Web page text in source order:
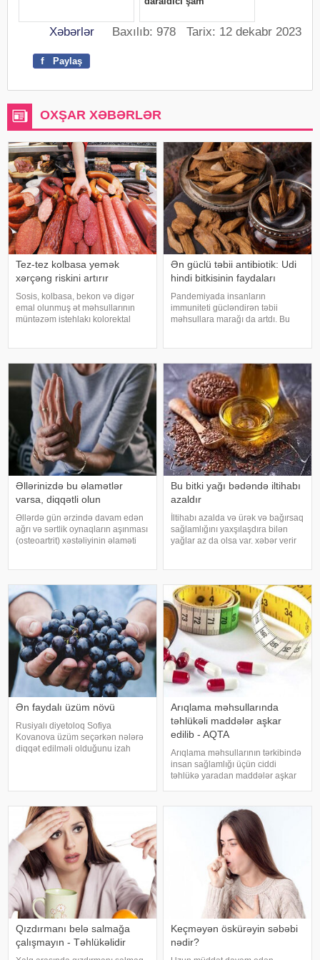
Xəbərlər Baxılıb: 978 Tarix: 12 dekabr 2023
f Paylaş
OXŞAR XƏBƏRLƏR
Tez-tez kolbasa yemək
xərçəng riskini artırır
Sosis, kolbasa, bekon və digər
emal olunmuş ət məhsullarının
müntəzəm istehlakı kolorektal
Nazirliyinin Milli Kliniki
Endokrinologiy
Ən güclü təbii antibiotik: Udi
hindi bitkisinin faydaları
Pandemiyada insanların
immuniteti gücləndirən təbii
məhsullara marağı da artdı. Bu
hindi bitkisi nədir?. xəbər verir ki,
ə
Əllərinizdə bu əlamətlər
varsa, diqqətli olun
Əllərdə gün ərzində davam edən
ağrı və sərtlik oynaqların aşınması
(osteoartrit) xəstəliyinin əlaməti
yaranır. xəbər verir ki
Bu bitki yağı bədəndə iltihabı
azaldır
İltihabı azalda və ürək və bağırsaq
sağlamlığını yaxşılaşdıra bilən
yağlar az da olsa var. xəbər verir
preslənmiş kətan toxumlarında
Ən faydalı üzüm növü
Rusiyalı diyetoloq Sofiya
Kovanova üzüm seçərkən nələrə
diqqət edilməli olduğunu izah
rəngdə olan üzüm sortlar
Arıqlama məhsullarında
təhlükəli maddələr aşkar
edilib - AQTA
Arıqlama məhsullarının tərkibində
insan sağlamlığı üçün ciddi
təhlükə yaradan maddələr aşkar
Təhlükəsizliyi Agentliyinin (AQTA)
Qida təhlükəsizliyi şöbəsinin
Qızdırmanı belə salmağa
çalışmayın - Təhlükəlidir
Keçməyən öskürəyin səbəbi
nədir?